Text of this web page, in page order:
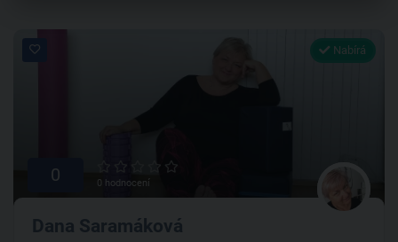
Nabírá
0 0 hodnocení
Dana Saramáková